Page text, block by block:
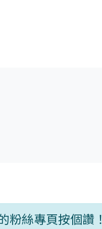
粉絲專頁按個讚！